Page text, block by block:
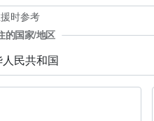
时参考
民共和国
的国家/地区